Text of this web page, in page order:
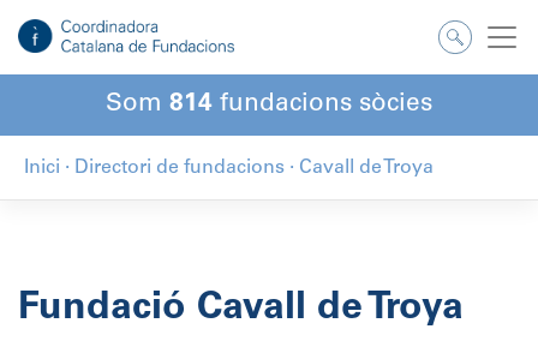
contingut
Som 814 fundacions sòcies
Inici · Directori de fundacions · Cavall de Troya
Fundació Cavall de Troya